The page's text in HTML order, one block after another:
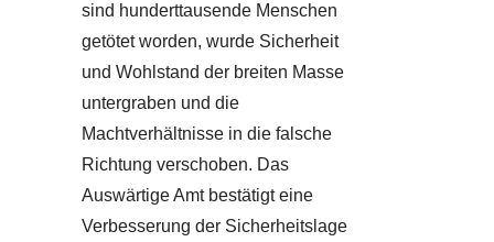
sind hunderttausende Menschen
getötet worden, wurde Sicherheit
und Wohlstand der breiten Masse
untergraben und die
Machtverhältnisse in die falsche
Richtung verschoben. Das
Auswärtige Amt bestätigt eine
Verbesserung der Sicherheitslage